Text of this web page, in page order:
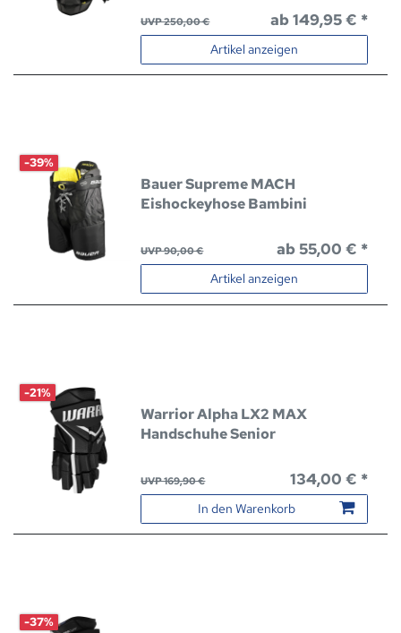
UVP 250,00 € ab 149,95 € *
Artikel anzeigen
-39%
Bauer Supreme MACH
Eishockeyhose Bambini
UVP 90,00 € ab 55,00 € *
Artikel anzeigen
-21%
Warrior Alpha LX2 MAX
Handschuhe Senior
UVP 169,90 € 134,00 € *
In den Warenkorb
-37%